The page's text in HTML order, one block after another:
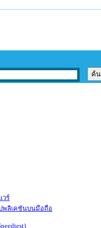
วร์
พลิเคชันบนมือถือ